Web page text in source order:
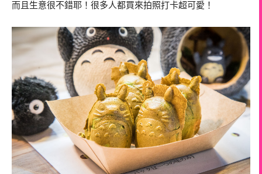
而且生意很不錯耶！很多人都買來拍照打卡超可愛！